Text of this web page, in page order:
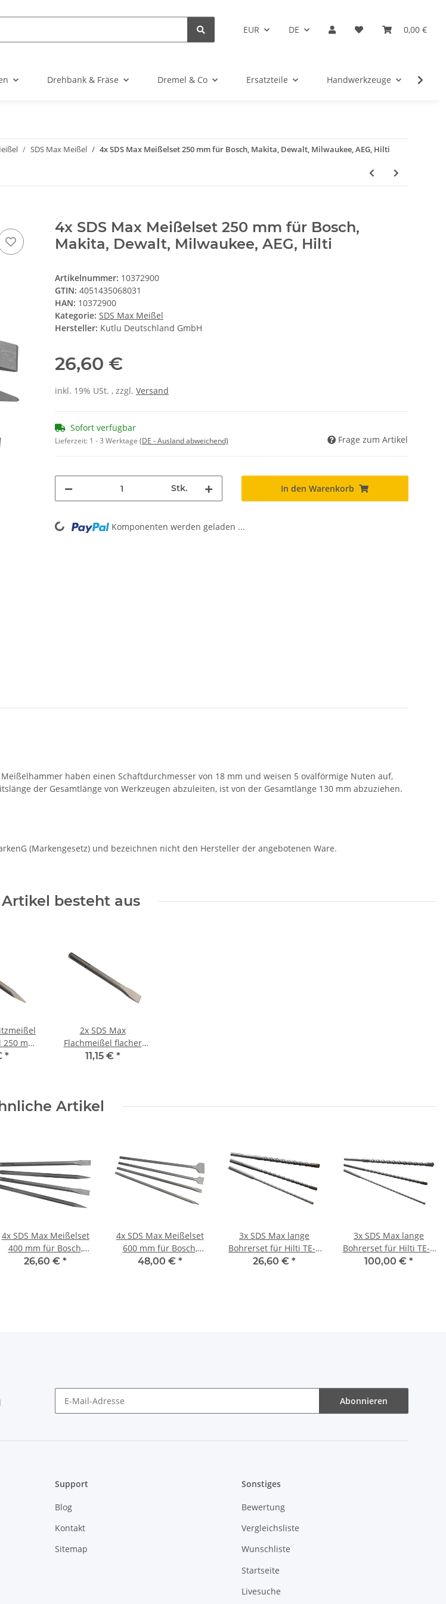
EUR DE 0,00 €
Drehbank & Fräse Dremel & Co Ersatzteile Handwerkzeuge
SDS Max Meißel 4x SDS Max Meißelset 250 mm für Bosch, Makita, Dewalt, Milwaukee, AEG, Hilti
4x SDS Max Meißelset 250 mm für Bosch,
Makita, Dewalt, Milwaukee, AEG, Hilti
Artikelnummer: 10372900
GTIN: 4051435068031
HAN: 10372900
Kategorie: SDS Max Meißel
Hersteller: Kutlu Deutschland GmbH
26,60 €
inkl. 19% USt. , zzgl. Versand
Sofort verfügbar
Lieferzeit: 1 - 3 Werktage (DE - Ausland abweichend) Frage zum Artikel
Stk. In den Warenkorb
Loading... Komponenten werden geladen ...
haben einen Schaftdurchmesser von 18 mm und weisen 5 ovalförmige Nuten auf,
der Gesamtlänge von Werkzeugen abzuleiten, ist von der Gesamtlänge 130 mm abzuziehen.
(Markengesetz) und bezeichnen nicht den Hersteller der angebotenen Ware.
besteht aus
mm
*
2x SDS Max
Flachmeißel flacher
Meissel 25x250 mm für
11,15 € *
Artikel
4x SDS Max Meißelset
400 mm für Bosch,
Makita, Dewalt,
26,60 € *
4x SDS Max Meißelset
600 mm für Bosch,
Makita, Dewalt,
48,00 € *
3x SDS Max lange
Bohrerset für Hilti TE-Y
TE54/55/56 TE60/72
26,60 € *
3x SDS Max lange
Bohrerset für Hilti TE-Y
TE54/55/56 TE60/72
100,00 € *
Abonnieren
Support
Blog
Kontakt
Sitemap
Sonstiges
Bewertung
Vergleichsliste
Wunschliste
Startseite
Livesuche